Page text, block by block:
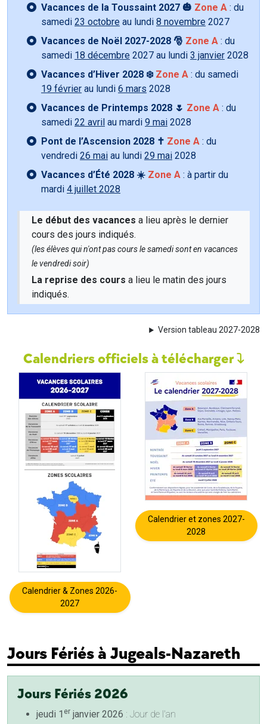
Vacances de la Toussaint 2027 🎃 Zone A : du
samedi 23 octobre au lundi 8 novembre 2027
Vacances de Noël 2027-2028 🎅 Zone A : du
samedi 18 décembre 2027 au lundi 3 janvier 2028
Vacances d’Hiver 2028 ❄️ Zone A : du samedi
19 février au lundi 6 mars 2028
Vacances de Printemps 2028 🌷 Zone A : du
samedi 22 avril au mardi 9 mai 2028
Pont de l’Ascension 2028 ✝️ Zone A : du
vendredi 26 mai au lundi 29 mai 2028
Vacances d’Été 2028 ☀️ Zone A : à partir du
mardi 4 juillet 2028
Le début des vacances a lieu après le dernier
cours des jours indiqués.
(les élèves qui n'ont pas cours le samedi sont en vacances
le vendredi soir)
La reprise des cours a lieu le matin des jours
indiqués.
Version tableau 2027-2028
Calendriers officiels à télécharger
Calendrier & Zones 2026-
2027
Calendrier et zones 2027-
2028
Jours Fériés à Jugeals-Nazareth
Jours Fériés 2026
jeudi 1 er janvier 2026 : Jour de l'an